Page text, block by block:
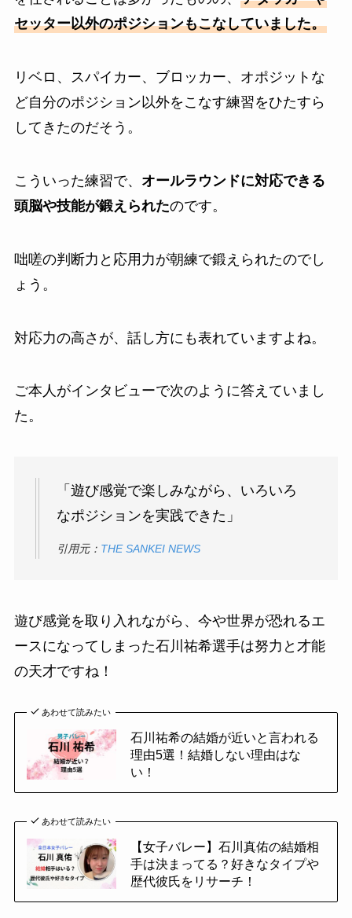
セッター以外のポジションもこなしていました。
リベロ、スパイカー、ブロッカー、オポジットな
ど自分のポジション以外をこなす練習をひたすら
してきたのだそう。
こういった練習で、 オールラウンドに対応できる
頭脳や技能が鍛えられたのです。
咄嗟の判断力と応用力が朝練で鍛えられたのでし
ょう。
対応力の高さが、話し方にも表れていますよね。
ご本人がインタビューで次のように答えていまし
た。
「遊び感覚で楽しみながら、いろいろ
なポジションを実践できた」
引用元： THE SANKEI NEWS
遊び感覚を取り入れながら、今や世界が恐れるエ
ースになってしまった石川祐希選手は努力と才能
の天才ですね！
あわせて読みたい
石川祐希の結婚が近いと言われる
理由5選！結婚しない理由はな
い！
あわせて読みたい
【女子バレー】石川真佑の結婚相
手は決まってる？好きなタイプや
歴代彼氏をリサーチ！